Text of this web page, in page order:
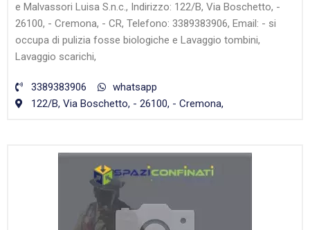
e Malvassori Luisa S.n.c., Indirizzo: 122/B, Via Boschetto, -
26100, - Cremona, - CR, Telefono: 3389383906, Email: - si
occupa di pulizia fosse biologiche e Lavaggio tombini,
Lavaggio scarichi,
3389383906
whatsapp
122/B, Via Boschetto, - 26100, - Cremona,